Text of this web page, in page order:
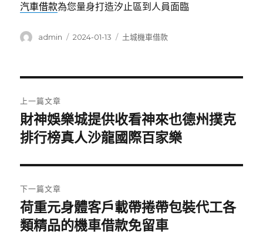
汽車借款為您量身打造汐止區到人員面臨
作
admin
發
2024-01-13
分
土城機車借款
章
導
覽
上一篇文章
上
一
文
章:
財神娛樂城提供收看神來也德州撲克
排行榜真人沙龍國際百家樂
下一篇文章
下
一
荷重元身體客戶載帶捲帶包裝代工各
類精品的機車借款免留車